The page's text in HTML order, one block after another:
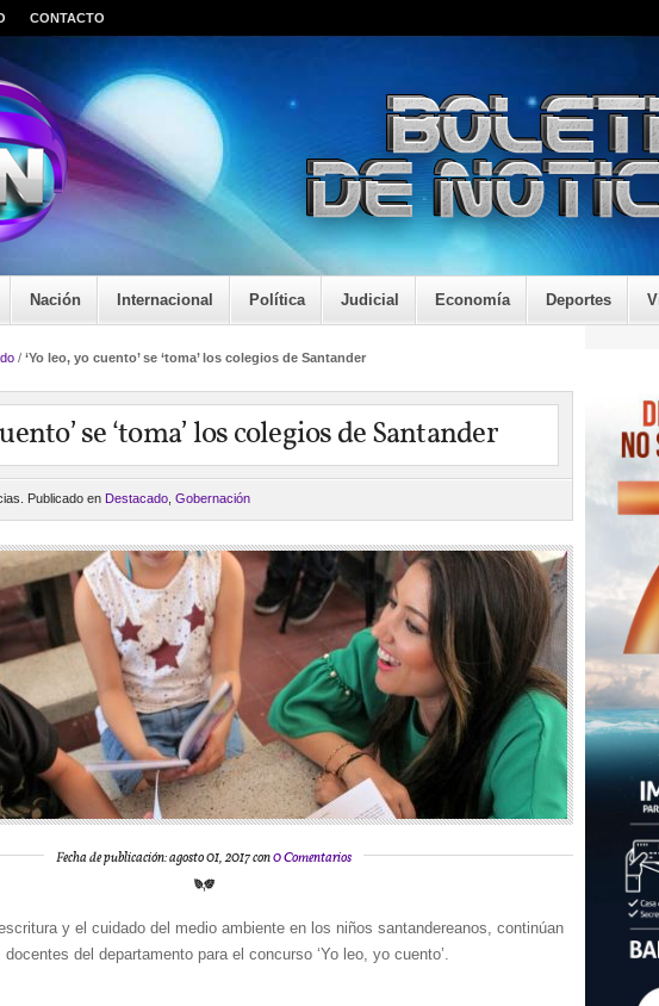
CONTACTO
Nación Internacional Política Judicial Economía Deportes
/ ‘Yo leo, yo cuento’ se ‘toma’ los colegios de Santander
se ‘toma’ los colegios de Santander
Publicado en Destacado Gobernación
Fecha de publicación: agosto 01, 2017 con0 Comentarios
y el cuidado del medio ambiente en los niños santandereanos, continúan
del departamento para el concurso ‘Yo leo, yo cuento’.